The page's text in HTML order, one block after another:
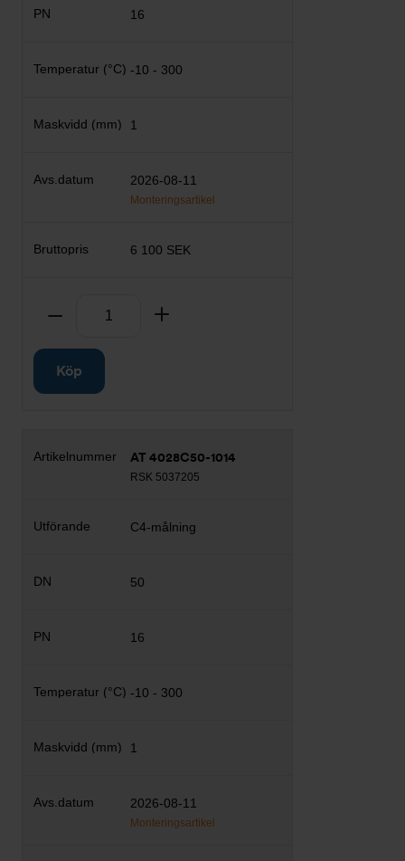
16
-10 - 300
1
2026-08-11
Monteringsartikel
6 100 SEK
Ta bort
Köp
AT 4028C50-1014
RSK 5037205
C4-målning
50
16
-10 - 300
1
2026-08-11
Monteringsartikel